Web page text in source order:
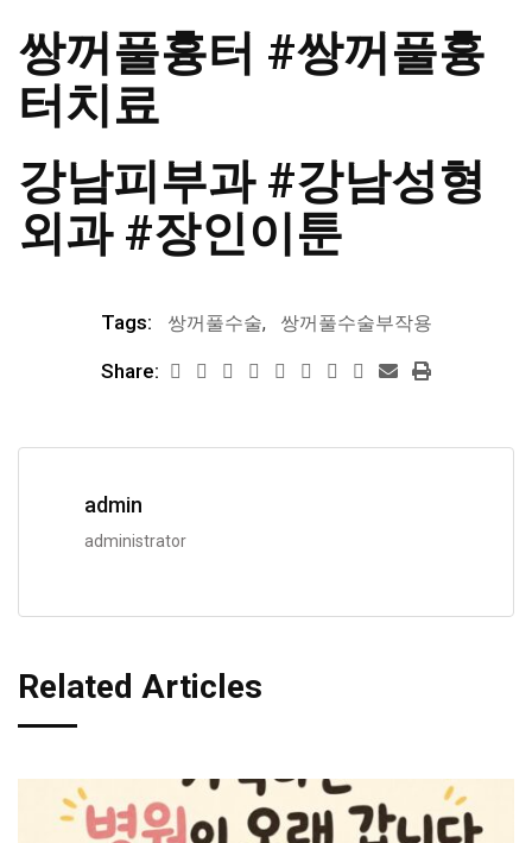
쌍꺼풀흉터 #쌍꺼풀흉
터치료
강남피부과 #강남성형
외과 #장인이툰
Tags: 쌍꺼풀수술, 쌍꺼풀수술부작용
Share:
admin
administrator
Related Articles